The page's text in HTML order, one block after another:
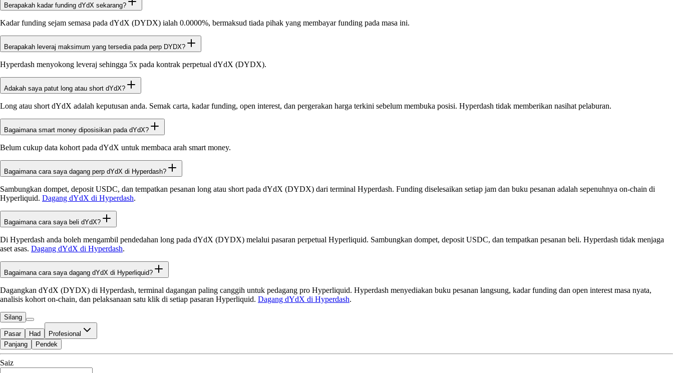
Berapakah kadar funding dYdX sekarang?
Kadar funding sejam semasa pada dYdX (DYDX) ialah 0.0000%, bermaksud tiada pihak yang membayar funding pada masa ini.
Berapakah leveraj maksimum yang tersedia pada perp DYDX?
Hyperdash menyokong leveraj sehingga 5x pada kontrak perpetual dYdX (DYDX).
Adakah saya patut long atau short dYdX?
Long atau short dYdX adalah keputusan anda. Semak carta, kadar funding, open interest, dan pergerakan harga terkini sebelum membuka posisi. Hyperdash tidak memberikan nasihat pelaburan.
Bagaimana smart money diposisikan pada dYdX?
Belum cukup data kohort pada dYdX untuk membaca arah smart money.
Bagaimana cara saya dagang perp dYdX di Hyperdash?
Sambungkan dompet, deposit USDC, dan tempatkan pesanan long atau short pada dYdX (DYDX) dari terminal Hyperdash. Funding diselesaikan setiap jam dan buku pesanan adalah sepenuhnya on-chain di
Hyperliquid. Dagang dYdX di Hyperdash.
Bagaimana cara saya beli dYdX?
Di Hyperdash anda boleh mengambil pendedahan long pada dYdX (DYDX) melalui pasaran perpetual Hyperliquid. Sambungkan dompet, deposit USDC, dan tempatkan pesanan beli. Hyperdash tidak menjaga
aset asas. Dagang dYdX di Hyperdash.
Bagaimana cara saya dagang dYdX di Hyperliquid?
Dagangkan dYdX (DYDX) di Hyperdash, terminal dagangan paling canggih untuk pedagang pro Hyperliquid. Hyperdash menyediakan buku pesanan langsung, kadar funding dan open interest masa nyata,
analisis kohort on-chain, dan pelaksanaan satu klik di setiap pasaran Hyperliquid. Dagang dYdX di Hyperdash.
Silang
Pasar Had Profesional
Tersedia untuk Trade
$0.00
Panjang Pendek
Saiz